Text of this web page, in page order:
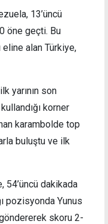
13’üncü
öne geçti. Bu
eline alan Türkiye,
yarının son
korner
karambolde top
buluştu ve ilk
54’üncü dakikada
pozisyonda Yunus
skoru 2-